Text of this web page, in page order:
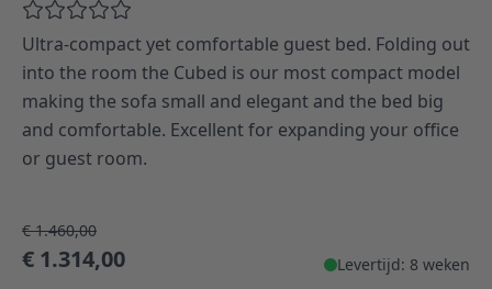
Ultra-compact yet comfortable guest bed. Folding out
into the room the Cubed is our most compact model
making the sofa small and elegant and the bed big
and comfortable. Excellent for expanding your office
or guest room.
€ 1.460,00
€ 1.314,00 Levertijd: 8 weken